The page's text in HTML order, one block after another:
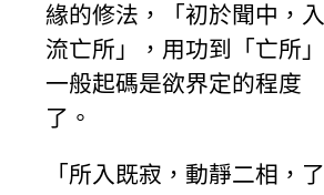
緣的修法，「初於聞中，入
流亡所」，用功到「亡所」
一般起碼是欲界定的程度
了。
「所入既寂，動靜二相，了